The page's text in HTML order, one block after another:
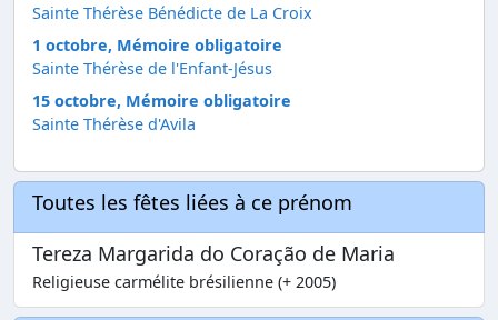
Sainte Thérèse Bénédicte de La Croix
1 octobre, Mémoire obligatoire
Sainte Thérèse de l'Enfant-Jésus
15 octobre, Mémoire obligatoire
Sainte Thérèse d'Avila
Toutes les fêtes liées à ce prénom
Tereza Margarida do Coração de Maria
Religieuse carmélite brésilienne (+ 2005)